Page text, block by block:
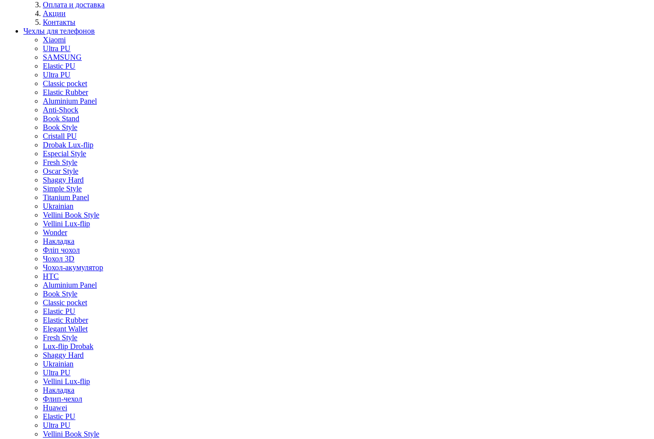
Оплата и доставка
Акции
Контакты
Чехлы для телефонов
Xiaomi
Ultra PU
SAMSUNG
Elastic PU
Ultra PU
Classic pocket
Elastic Rubber
Aluminium Panel
Anti-Shock
Book Stand
Book Style
Cristall PU
Drobak Lux-flip
Especial Style
Fresh Style
Oscar Style
Shaggy Hard
Simple Style
Titanium Panel
Ukrainian
Vellini Book Style
Vellini Lux-flip
Wonder
Накладка
Фліп чохол
Чохол 3D
Чохол-акумулятор
HTC
Aluminium Panel
Book Style
Classic pocket
Elastic PU
Elastic Rubber
Elegant Wallet
Fresh Style
Lux-flip Drobak
Shaggy Hard
Ukrainian
Ultra PU
Vellini Lux-flip
Накладка
Флип-чехол
Huawei
Elastic PU
Ultra PU
Vellini Book Style